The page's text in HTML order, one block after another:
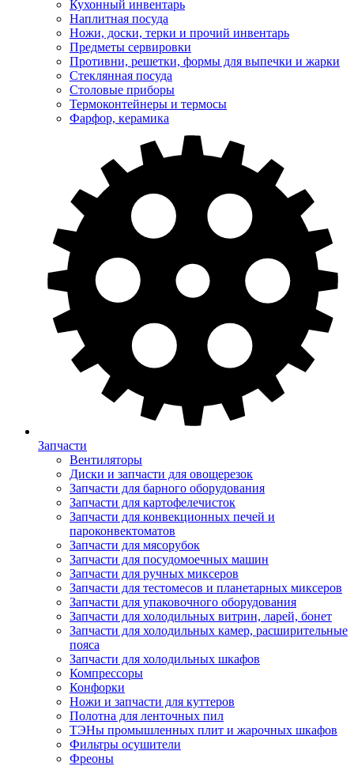
Кухонный инвентарь
Наплитная посуда
Ножи, доски, терки и прочий инвентарь
Предметы сервировки
Противни, решетки, формы для выпечки и жарки
Стеклянная посуда
Столовые приборы
Термоконтейнеры и термосы
Фарфор, керамика
Запчасти
Вентиляторы
Диски и запчасти для овощерезок
Запчасти для барного оборудования
Запчасти для картофелечисток
Запчасти для конвекционных печей и
пароконвектоматов
Запчасти для мясорубок
Запчасти для посудомоечных машин
Запчасти для ручных миксеров
Запчасти для тестомесов и планетарных миксеров
Запчасти для упаковочного оборудования
Запчасти для холодильных витрин, ларей, бонет
Запчасти для холодильных камер, расширительные
пояса
Запчасти для холодильных шкафов
Компрессоры
Конфорки
Ножи и запчасти для куттеров
Полотна для ленточных пил
ТЭНы промышленных плит и жарочных шкафов
Фильтры осушители
Фреоны